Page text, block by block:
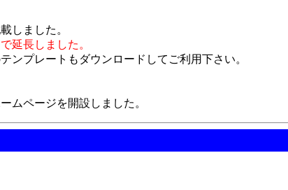
しました。
延長しました。
ンプレートもダウンロードしてご利用下さい。
ムページを開設しました。